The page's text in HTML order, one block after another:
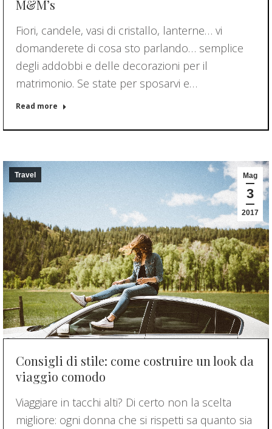
M&M’s
Fiori, candele, vasi di cristallo, lanterne… vi
domanderete di cosa sto parlando… semplice
degli addobbi e delle decorazioni per il
matrimonio. Se state per sposarvi e…
Read more
Mag
3
2017
Travel
Consigli di stile: come costruire un look da
viaggio comodo
Viaggiare in tacchi alti? Di certo non la scelta
migliore: ogni donna che si rispetti sa quanto sia